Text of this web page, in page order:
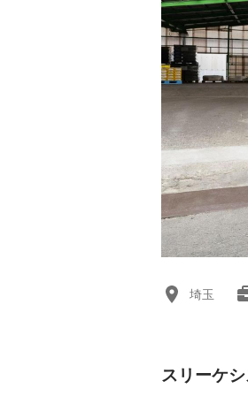
埼玉
スリーケ